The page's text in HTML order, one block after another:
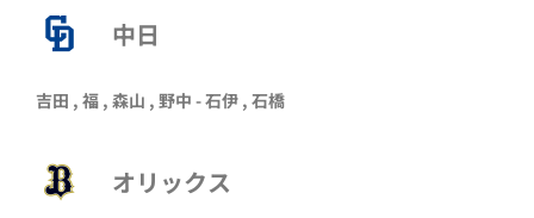
中日
吉田 , 福 , 森山 , 野中 - 石伊 , 石橋
オリックス